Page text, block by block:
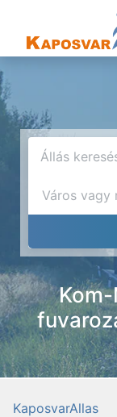
KaposvarAllas